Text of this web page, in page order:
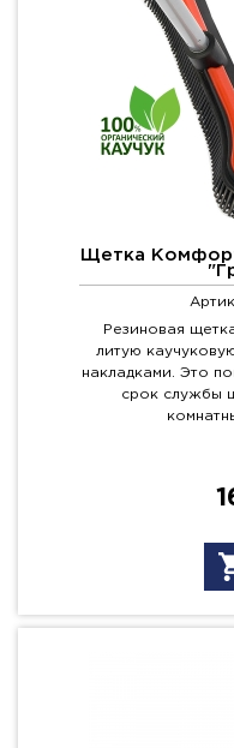
Щетка
Резиновая
литую
накладками. Это
срок службы